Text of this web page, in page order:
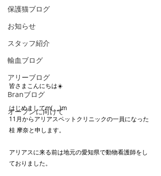
保護猫ブログ
お知らせ
スタッフ紹介
輸血ブログ
アリーブログ
Branブログ
オープンに向けて
皆さまこんにちは☀️
はじめましてm(_ _)m
11月からアリアスペットクリニックの一員になった
桂 摩奈と申します。
アリアスに来る前は地元の愛知県で動物看護師をし
ておりました。